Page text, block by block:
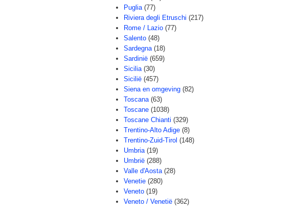
Puglia (77)
Riviera degli Etruschi (217)
Rome / Lazio (77)
Salento (48)
Sardegna (18)
Sardinië (659)
Sicilia (30)
Sicilië (457)
Siena en omgeving (82)
Toscana (63)
Toscane (1038)
Toscane Chianti (329)
Trentino-Alto Adige (8)
Trentino-Zuid-Tirol (148)
Umbria (19)
Umbrië (288)
Valle d'Aosta (28)
Venetie (280)
Veneto (19)
Veneto / Venetië (362)